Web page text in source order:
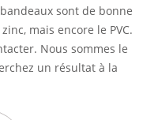
sont de bonne
mais encore le PVC.
Nous sommes le
un résultat à la